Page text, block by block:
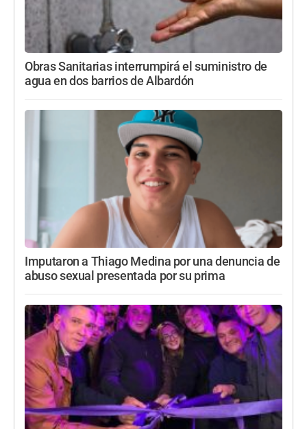
Obras Sanitarias interrumpirá el suministro de
agua en dos barrios de Albardón
Imputaron a Thiago Medina por una denuncia de
abuso sexual presentada por su prima